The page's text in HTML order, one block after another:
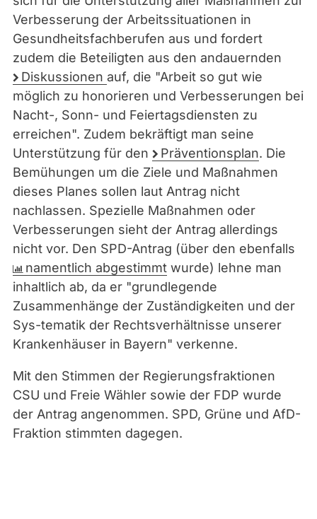
Verbesserung der Arbeitssituationen in
Gesundheitsfachberufen aus und fordert
zudem die Beteiligten aus den andauernden
Diskussionen auf, die "Arbeit so gut wie
möglich zu honorieren und Verbesserungen bei
Nacht-, Sonn- und Feiertagsdiensten zu
erreichen". Zudem bekräftigt man seine
Unterstützung für den
Präventionsplan. Die
Bemühungen um die Ziele und Maßnahmen
dieses Planes sollen laut Antrag nicht
nachlassen. Spezielle Maßnahmen oder
Verbesserungen sieht der Antrag allerdings
nicht vor. Den SPD-Antrag (über den ebenfalls
namentlich abgestimmt wurde) lehne man
inhaltlich ab, da er "grundlegende
Zusammenhänge der Zuständigkeiten und der
Sys-tematik der Rechtsverhältnisse unserer
Krankenhäuser in Bayern" verkenne.
Mit den Stimmen der Regierungsfraktionen
CSU und Freie Wähler sowie der FDP wurde
der Antrag angenommen. SPD, Grüne und AfD-
Fraktion stimmten dagegen.